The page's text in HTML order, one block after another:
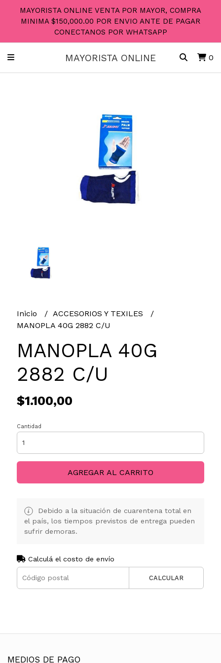
MAYORISTA ONLINE VENTA POR MAYOR, COMPRA
MINIMA $150,000.00 POR ENVIO ANTE DE PAGAR
CONECTANOS POR WHATSAPP
MAYORISTA ONLINE 0
Inicio
ACCESORIOS Y TEXILES
MANOPLA 40G 2882 C/U
MANOPLA 40G
2882 C/U
$1.100,00
Cantidad
AGREGAR AL CARRITO
Debido a la situación de cuarentena total en
el país, los tiempos previstos de entrega pueden
sufrir demoras.
Calculá el costo de envío
CALCULAR
MEDIOS DE PAGO